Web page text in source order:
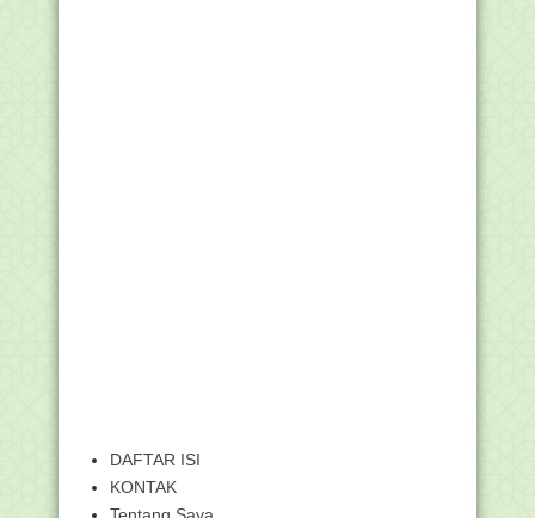
DAFTAR ISI
KONTAK
Tentang Saya